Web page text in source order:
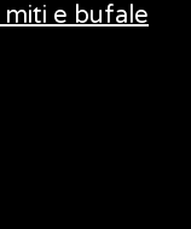
miti e bufale